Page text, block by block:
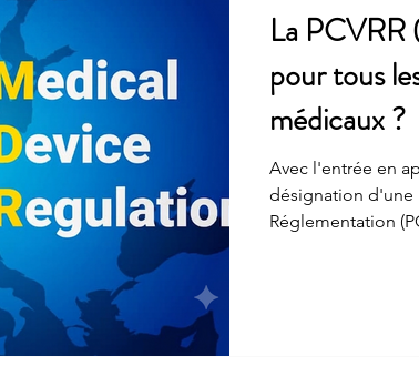
La PCVRR
pour tous
médicaux ?
Avec l'entrée en
désignation d'une
Réglementation